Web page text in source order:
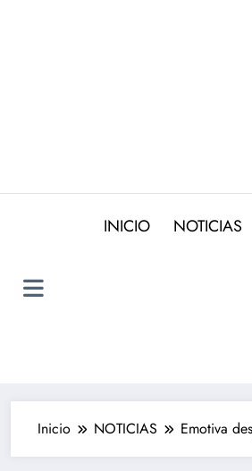
INICIO NOTICIAS
Inicio NOTICIAS Emotiva